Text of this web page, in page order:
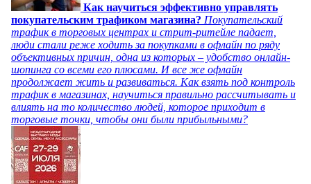
Как научиться эффективно управлять
покупательским трафиком магазина? Покупательский
трафик в торговых центрах и стрит-ритейле падает,
люди стали реже ходить за покупками в офлайн по ряду
объективных причин, одна из которых – удобство онлайн-
шопинга со всеми его плюсами. И все же офлайн
продолжает жить и развиваться. Как взять под контроль
трафик в магазинах, научиться правильно рассчитывать и
влиять на то количество людей, которое приходит в
торговые точки, чтобы они были прибыльными?